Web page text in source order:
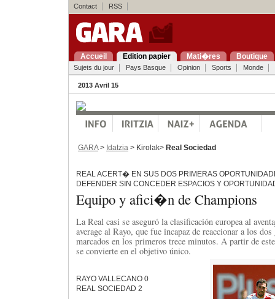
Contact RSS
Accueil Edition papier Mati�res Boutique
Sujets du jour Pays Basque Opinion Sports Monde
2013 Avril 15
GARA> Idatzia > Kirolak> Real Sociedad
REAL ACERT� EN SUS DOS PRIMERAS
DEFENDER SIN CONCEDER ESPACIOS Y
Equipo y afici�n de Champions
La Real casi se aseguró la clasificación europea al
average al Rayo, que fue incapaz de reaccionar a los
marcados en los primeros trece minutos. A partir de
se convierte en el objetivo único.
RAYO VALLECANO 0
REAL SOCIEDAD 2